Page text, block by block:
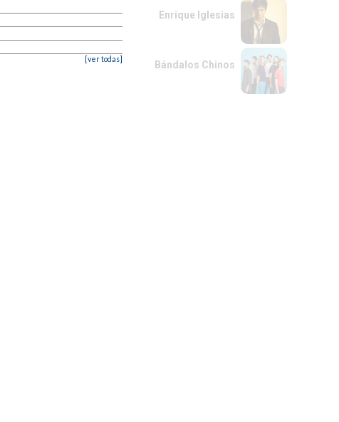
[ver todas]
Enrique Iglesias
Bándalos Chinos